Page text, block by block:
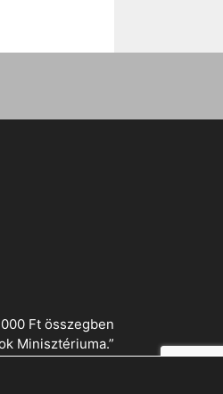
Ft összegben
Minisztériuma.”